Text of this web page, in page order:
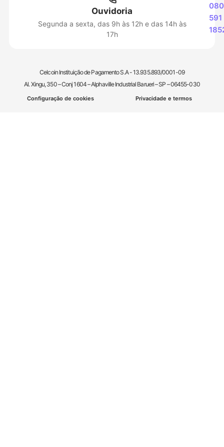
Ouvidoria
Segunda a sexta, das 9h às 12h e das 14h às
17h
591
Celcoin Instituição de Pagamento S.A - 13.935.893/0001-09
Al. Xingu, 350 – Conj 1604 – Alphaville Industrial Barueri – SP – 06455-030
Configuração de cookies Privacidade e termos